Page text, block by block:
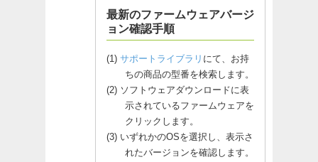
最新のファームウェアバージ
ョン確認手順
サポートライブラリ にて、お持
ちの商品の型番を検索します。
ソフトウェアダウンロードに表
示されているファームウェアを
クリックします。
いずれかのOSを選択し、表示さ
れたバージョンを確認します。